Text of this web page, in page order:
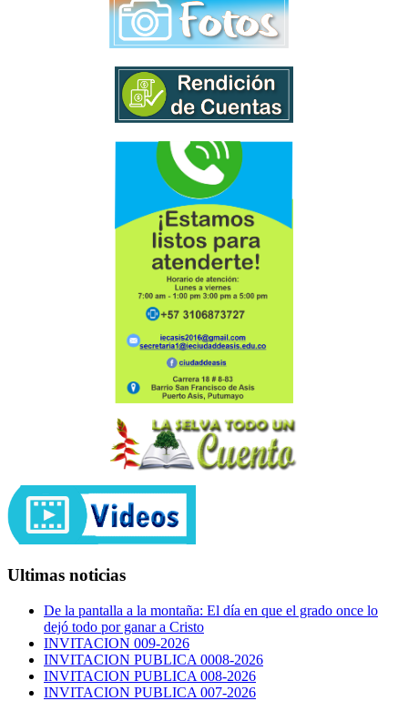
Ultimas noticias
De la pantalla a la montaña: El día en que el grado once lo
dejó todo por ganar a Cristo
INVITACION 009-2026
INVITACION PUBLICA 0008-2026
INVITACION PUBLICA 008-2026
INVITACION PUBLICA 007-2026